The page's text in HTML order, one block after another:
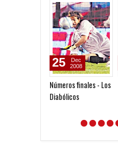
Números finales - Los
Diabólicos
25
Dec
2008